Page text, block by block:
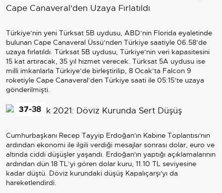
Türkiye’nin yeni Türksat 5B uydusu, ABD’nin Florida eyaletinde
bulunan Cape Canaveral Üssü’nden Türkiye saatiyle 06.58’de
uzaya fırlatıldı. Türksat 5B uydusu, Türkiye’nin veri kapasitesini
15 kat artıracak, 35 yıl hizmet verecek. Türksat 5A uydusu ise
milli imkanlarla Türkiye’de birleştirilip, 8 Ocak’ta Falcon 9
roketiyle Cape Canaveral’den Türkiye saati ile 05:15’te uzaya
gönderilmişti.
Cumhurbaşkanı Recep Tayyip Erdoğan'ın Kabine Toplantısı'nın
ardından ekonomi ile ilgili verdiği mesajlar sonrası dolar, euro ve
altında ciddi düşüşler yaşandı. Erdoğan'ın yaptığı açıklamalarının
ardından dün 18 TL’yi gören dolar kuru, 11.10 TL seviyesine
kadar düştü. Döviz kurundaki düşüş Kapalıçarşı'yı da
hareketlendirdi.
37-38